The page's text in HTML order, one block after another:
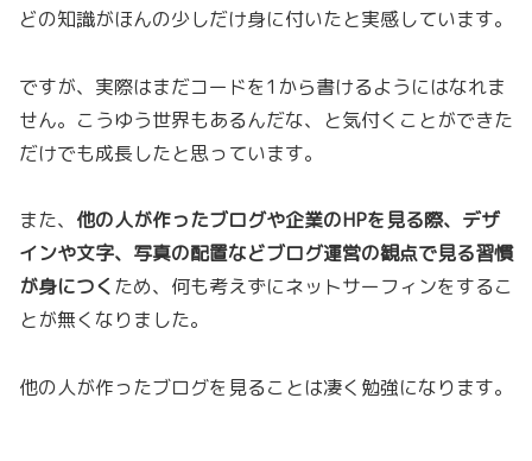
どの知識がほんの少しだけ身に付いたと実感しています。
ですが、実際はまだコードを1から書けるようにはなれま
せん。こうゆう世界もあるんだな、と気付くことができた
だけでも成長したと思っています。
また、 他の人が作ったブログや企業のHPを見る際、デザ
インや文字、写真の配置などブログ運営の観点で見る習慣
が身につくため、何も考えずにネットサーフィンをするこ
とが無くなりました。
他の人が作ったブログを見ることは凄く勉強になります。